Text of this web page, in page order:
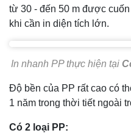
từ 30 - đến 50 m được
khi cần in diện tích lớn.
In nhanh PP thực hiện tại
Độ bền của PP rất cao có
1 năm trong thời tiết ngoài
Có 2 loại PP: